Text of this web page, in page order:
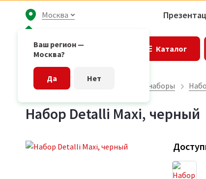
Москва
Ваш регион —
Москва?
Да Нет
Каталог
Главная страница Подарочные наборы
Набор Detalli Maxi, черный